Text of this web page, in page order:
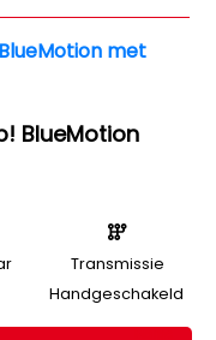
BlueMotion
Transmissie
Handgeschakeld